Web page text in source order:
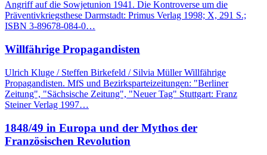
Angriff auf die Sowjetunion 1941. Die Kontroverse um die
Präventivkriegsthese Darmstadt: Primus Verlag 1998; X, 291 S.;
ISBN 3-89678-084-0…
Willfährige Propagandisten
Ulrich Kluge / Steffen Birkefeld / Silvia Müller Willfährige
Propagandisten. MfS und Bezirksparteizeitungen: "Berliner
Zeitung", "Sächsische Zeitung", "Neuer Tag" Stuttgart: Franz
Steiner Verlag 1997…
1848/49 in Europa und der Mythos der
Französischen Revolution